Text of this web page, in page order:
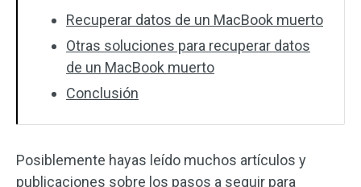
Recuperar datos de un MacBook muerto
Otras soluciones para recuperar datos
de un MacBook muerto
Conclusión
Posiblemente hayas leído muchos artículos y
publicaciones sobre los pasos a seguir para